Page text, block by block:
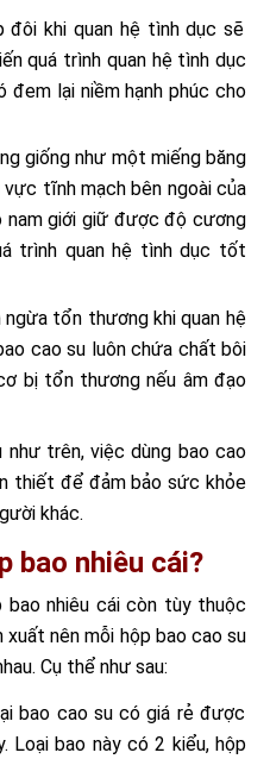
đôi khi quan hệ tình dục sẽ
quá trình quan hệ tình dục
đem lại niềm hạnh phúc cho
giống như một miếng băng
tĩnh mạch bên ngoài của
nam giới giữ được độ cương
trình quan hệ tình dục tốt
ngừa tổn thương khi quan hệ
cao su luôn chứa chất bôi
bị tổn thương nếu âm đạo
như trên, việc dùng bao cao
thiết để đảm bảo sức khỏe
khác.
bao nhiêu cái?
bao nhiêu cáicòn tùy thuộc
xuất nên mỗi hộp bao cao su
Cụ thể như sau:
bao cao su có giá rẻ được
Loại bao này có 2 kiểu, hộp